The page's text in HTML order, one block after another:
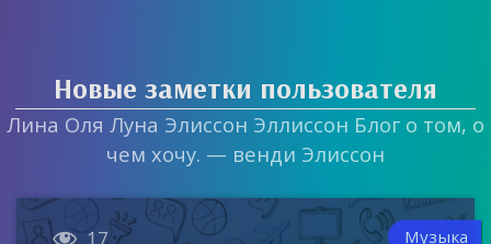
Новые заметки пользователя
Лина Оля Луна Элиссон Эллиссон Блог о том, о
чем хочу. — венди Элиссон
 Музыка